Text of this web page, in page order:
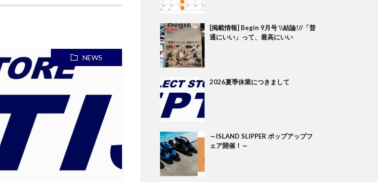
NEWS
[掲載情報] Begin 9月号 \\結論!//「普
通にいい」って、最高にいい
2026夏季休業につきまして
～ISLAND SLIPPER ポップアップフ
ェア開催！～